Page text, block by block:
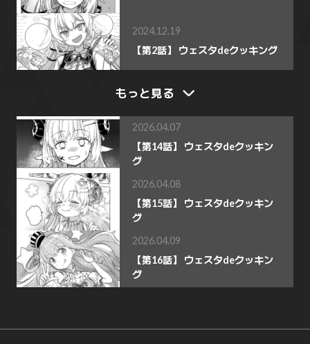
2024.12.19
【第2話】 ウェスタdeクッキング
もっと見る
2026.04.07
【第14話】 ウェスタdeクッキン
グ
2026.04.08
【第15話】 ウェスタdeクッキン
グ
2026.04.09
【第16話】 ウェスタdeクッキン
グ